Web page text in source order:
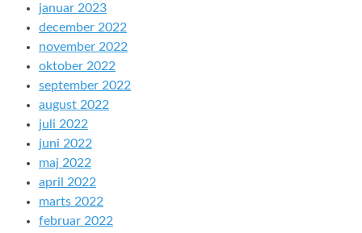
januar 2023
december 2022
november 2022
oktober 2022
september 2022
august 2022
juli 2022
juni 2022
maj 2022
april 2022
marts 2022
februar 2022